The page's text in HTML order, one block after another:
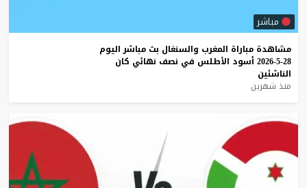
مباشر
مشاهدة مباراة المغرب والسنغال بث مباشر اليوم
28-5-2026
أسود الأطلس في نصف نهائي كان
الناشئين
منذ شهرين